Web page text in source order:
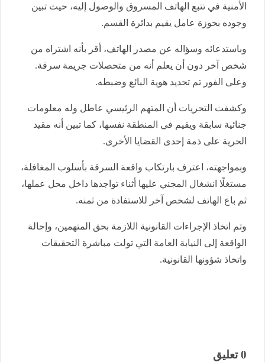
الأمنية في تتبع الهاتف المسروق والوصول إليه، حيث تبين
وجوده بحوزة عامل يقيم بدائرة القسم.
وباستدعائه وسؤاله عن مصدر الهاتف، أقر بأنه اشتراه من
شخص آخر دون أن يعلم أنه من متحصلات جريمة سرقة.
وعلى الفور تم تحديد هوية البائع وضبطه.
وكشفت التحريات أن المتهم الرئيسي عاطل وله معلومات
جنائية سابقة ويقيم في المنطقة نفسها، كما تبين أنه مقيد
الحرية على ذمة إحدى القضايا الأخرى.
وبمواجهته، اعترف بارتكاب واقعة السرقة بأسلوب المغافلة،
مستغلًا انشغال المجني عليها أثناء تواجدها داخل محل عملها،
ثم باع الهاتف لشخص آخر للاستفادة من ثمنه.
وتم اتخاذ الإجراءات القانونية اللازمة بحق المتهمين، وإحالة
الواقعة إلى النيابة العامة التي تولت مباشرة التحقيقات
واتخاذ شؤونها القانونية.
0 تعليق